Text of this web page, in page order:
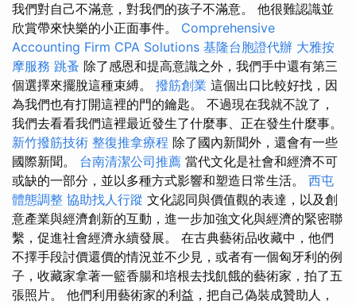
我們對自己不滿意，對我們的孩子不滿意。 他很難認識並
欣賞帶來快樂的小正面事件。 Comprehensive
Accounting Firm CPA Solutions 基隆台胞證代辦 大雅按
摩服務 跳蚤 除了感恩和提高意識之外，我們手中還有第三
個選擇來擺脫這種束縛。 撥筋創業 這個出口比較好找，因
為我們也有打開這裡的門的鑰匙。 不過現在我就不說了，
我們去看看我們這裡最近發生了什麼事、正在發生什麼事。
新竹撥筋技術 整復推拿療程 除了國內新聞外，還會有一些
國際新聞。 台南清潔公司推薦 當代文化是社會和經濟不可
或缺的一部分，並以多種方式影響和塑造日常生活。 西屯
體態調整 協助找人行蹤 文化認同與價值觀的表達，以及創
意產業與經濟創新的互動，進一步加強文化與經濟的緊密聯
繫，促進社會經濟永續發展。 在古典藝術品收藏中，他們
不擇手段討價還價的情況並不少見，或者有一個匈牙利的例
子，收藏家拿著一籃香腸和培根去找飢餓的藝術家，拍了五
張照片。 他們利用藝術家的利益，把自己偽裝成贊助人，